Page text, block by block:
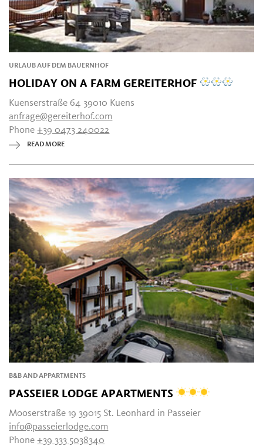
URLAUB AUF DEM BAUERNHOF
HOLIDAY ON A FARM GEREITERHOF
Kuenserstraße 64 39010 Kuens
anfrage@gereiterhof.com
Phone+39 0473 240022
READ MORE
B&B AND APPARTMENTS
PASSEIER LODGE APARTMENTS
Mooserstraße 19 39015 St. Leonhard in Passeier
info@passeierlodge.com
Phone+39 333 5038340